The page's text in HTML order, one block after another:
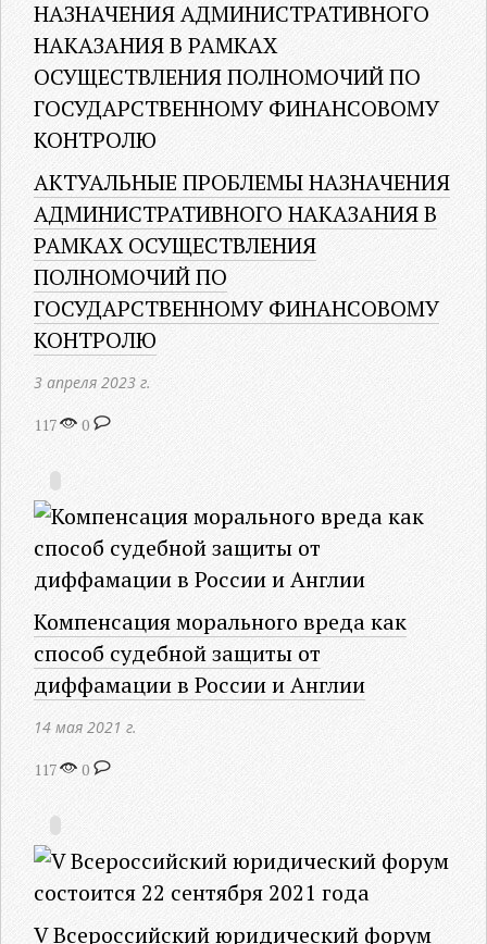
АКТУАЛЬНЫЕ ПРОБЛЕМЫ НАЗНАЧЕНИЯ
АДМИНИСТРАТИВНОГО НАКАЗАНИЯ В
РАМКАХ ОСУЩЕСТВЛЕНИЯ
ПОЛНОМОЧИЙ ПО
ГОСУДАРСТВЕННОМУ ФИНАНСОВОМУ
КОНТРОЛЮ
3 апреля 2023 г.
117 0
Компенсация морального вреда как
способ судебной защиты от
диффамации в России и Англии
14 мая 2021 г.
117 0
V Всероссийский юридический форум